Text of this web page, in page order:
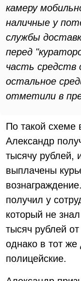
камеру
наличные у
службы
перед
часть средств
остальное
отметили в
По такой схеме
Александр
тысячу рублей,
выплачены
получил у
который не
тысяч рублей
однако в тот же
полицейские.